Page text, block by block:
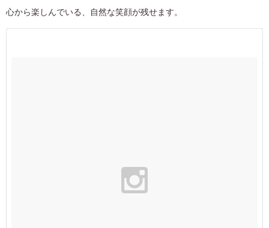
心から楽しんでいる、自然な笑顔が残せます。